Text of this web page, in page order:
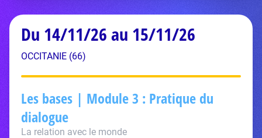
Du 14/11/26 au 15/11/26
OCCITANIE (66)
Les bases | Module 3 : Pratique du
dialogue
La relation avec le monde